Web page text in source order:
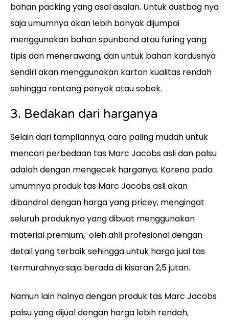
bahan packing yang asal asalan. Untuk dustbag nya
saja umumnya akan lebih banyak dijumpai
menggunakan bahan spunbond atau furing yang
tipis dan menerawang, dan untuk bahan kardusnya
sendiri akan menggunakan karton kualitas rendah
sehingga rentang penyok atau sobek.
3. Bedakan dari harganya
Selain dari tampilannya, cara paling mudah untuk
mencari perbedaan tas Marc Jacobs asli dan palsu
adalah dengan mengecek harganya. Karena pada
umumnya produk tas Marc Jacobs asli akan
dibandrol dengan harga yang pricey, mengingat
seluruh produknya yang dibuat menggunakan
material premium, oleh ahli profesional dengan
detail yang terbaik sehingga untuk harga jual tas
termurahnya saja berada di kisaran 2,5 jutan.
Namun lain halnya dengan produk tas Marc Jacobs
palsu yang dijual dengan harga lebih rendah,